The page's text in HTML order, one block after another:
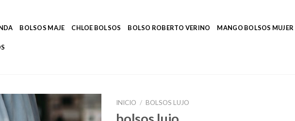
BOLSOS MAJE CHLOE BOLSOS BOLSO ROBERTO VERINO MANGO BOLSOS MUJER
INICIO / BOLSOS LUJO